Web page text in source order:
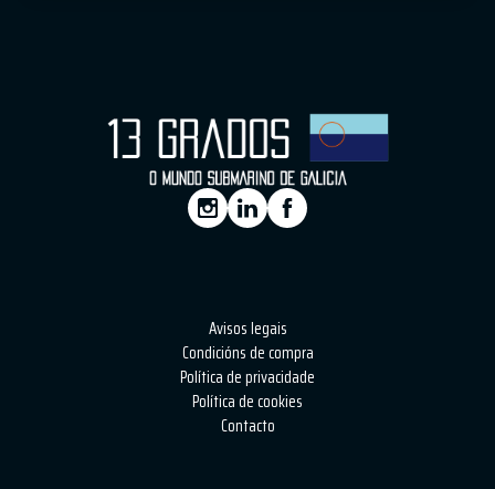
Avisos legais
Condicións de compra
Política de privacidade
Política de cookies
Contacto